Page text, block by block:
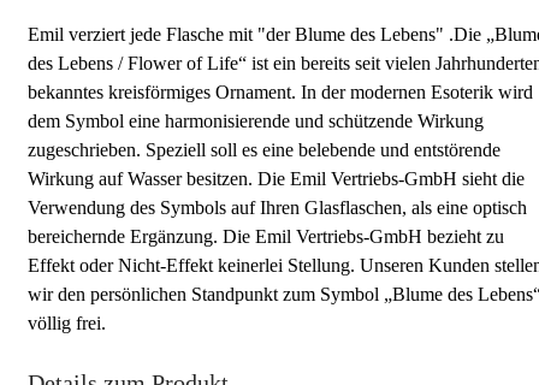
Emil verziert jede Flasche mit "der Blume des Lebens" .Die
des Lebens / Flower of Life“ ist ein bereits seit vielen
bekanntes kreisförmiges Ornament. In der modernen Esoterik wird
dem Symbol eine harmonisierende und schützende Wirkung
zugeschrieben. Speziell soll es eine belebende und entstörende
Wirkung auf Wasser besitzen. Die Emil Vertriebs-GmbH sieht die
Verwendung des Symbols auf Ihren Glasflaschen, als eine optisch
bereichernde Ergänzung. Die Emil Vertriebs-GmbH bezieht zu
Effekt oder Nicht-Effekt keinerlei Stellung. Unseren Kunden
wir den persönlichen Standpunkt zum Symbol „Blume des
völlig frei.